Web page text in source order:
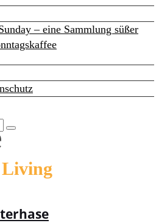
– eine Sammlung süßer